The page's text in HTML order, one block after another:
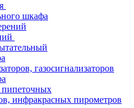
шкафа
газосигнализаторов
пипеточных
инфракрасных пирометров